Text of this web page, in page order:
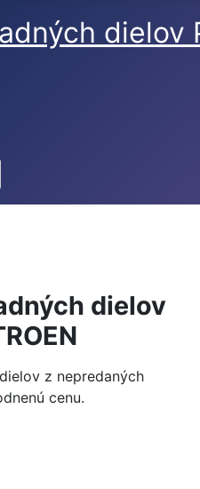
dielov
dielov
z nepredaných
cenu.